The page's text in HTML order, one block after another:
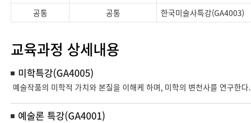
공통
공통 한국미술사특강(GA4003)
교육과정 상세내용
미학특강(GA4005)
예술작품의 미학적 가치와 본질을 이해케 하며, 미학의 변천사를 연구한다.
예술론 특강(GA4001)